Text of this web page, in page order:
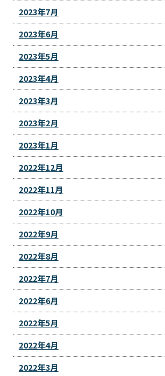
2023年7月
2023年6月
2023年5月
2023年4月
2023年3月
2023年2月
2023年1月
2022年12月
2022年11月
2022年10月
2022年9月
2022年8月
2022年7月
2022年6月
2022年5月
2022年4月
2022年3月